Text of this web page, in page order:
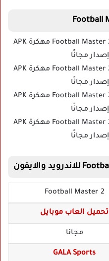
Football Master 2
تحميل العاب موبايل
مجانا
GALA Sports